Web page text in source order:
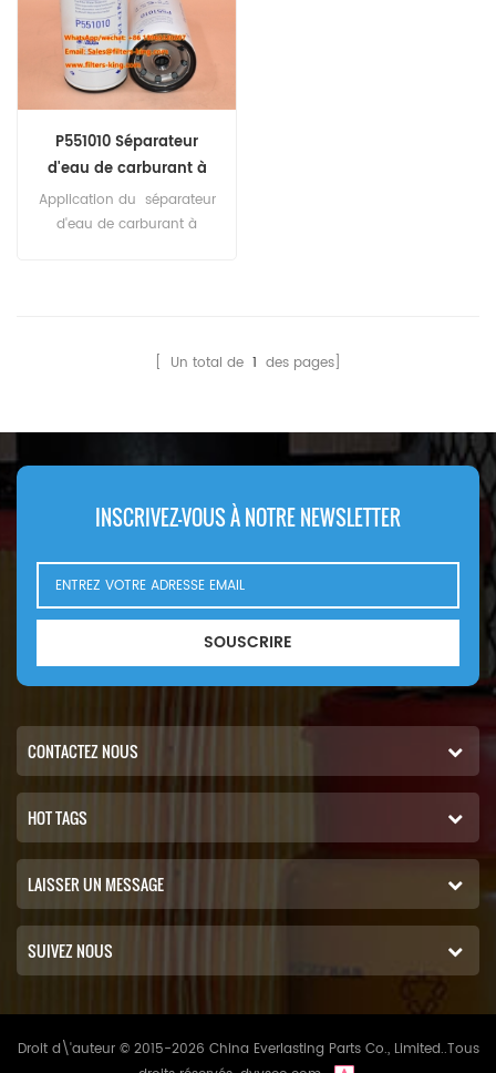
P551010 Séparateur
d'eau de carburant à
visser
Application du séparateur
d'eau de carburant à
[ Un total de 1 des pages]
INSCRIVEZ-VOUS À NOTRE NEWSLETTER
SOUSCRIRE
CONTACTEZ NOUS
HOT TAGS
LAISSER UN MESSAGE
SUIVEZ NOUS
Droit d\'auteur © 2015-2026 China Everlasting Parts Co., Limited..Tous